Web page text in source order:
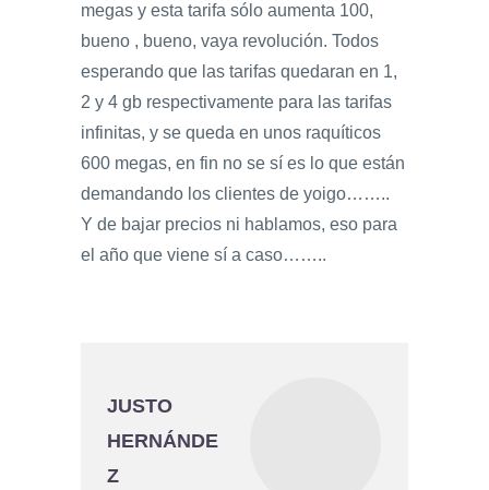
megas y esta tarifa sólo aumenta 100,
bueno , bueno, vaya revolución. Todos
esperando que las tarifas quedaran en 1,
2 y 4 gb respectivamente para las tarifas
infinitas, y se queda en unos raquíticos
600 megas, en fin no se sí es lo que están
demandando los clientes de yoigo……..
Y de bajar precios ni hablamos, eso para
el año que viene sí a caso……..
JUSTO
HERNÁNDE
Z